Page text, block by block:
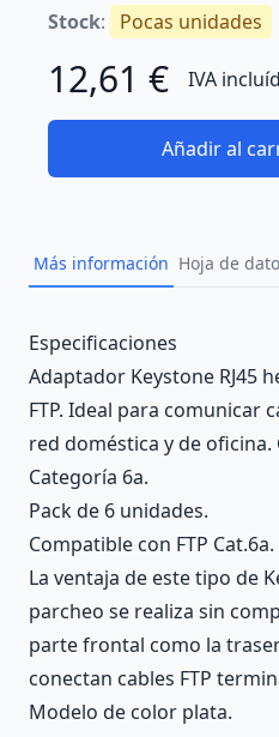
Stock: Pocas unidades
12,61 € IVA
Añadir al
Más información Hoja de
Description
Especificaciones
Adaptador Keystone RJ45
FTP. Ideal para comunicar
red doméstica y de oficina.
Categoría 6a.
Pack de 6 unidades.
Compatible con FTP Cat.6a.
La ventaja de este tipo de
parcheo se realiza sin
parte frontal como la
conectan cables FTP
Modelo de color plata.